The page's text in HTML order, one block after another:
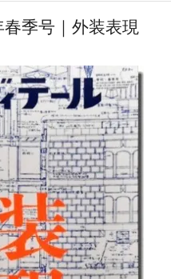
季号｜外装表現